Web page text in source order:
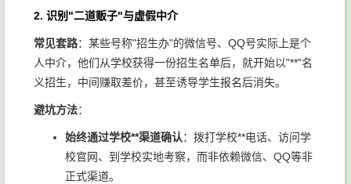
2. 识别"二道贩子"与虚假中介
常见套路：某些号称"招生办"的微信号、QQ号实际上是个
人中介，他们从学校获得一份招生名单后，就开始以"**"名
义招生，中间赚取差价，甚至诱导学生报名后消失。
避坑方法：
始终通过学校**渠道确认：拨打学校**电话、访问学
校官网、到学校实地考察，而非依赖微信、QQ等非
正式渠道。